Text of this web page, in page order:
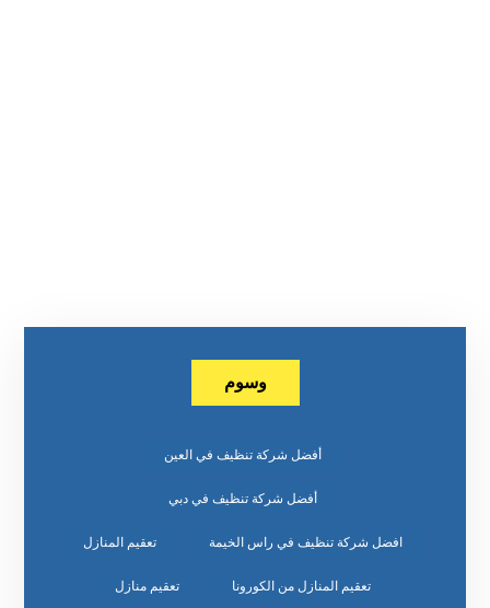
وسوم
أفضل شركة تنظيف في العين
أفضل شركة تنظيف في دبي
افضل شركة تنظيف في راس الخيمة تعقيم المنازل
تعقيم المنازل من الكورونا تعقيم منازل